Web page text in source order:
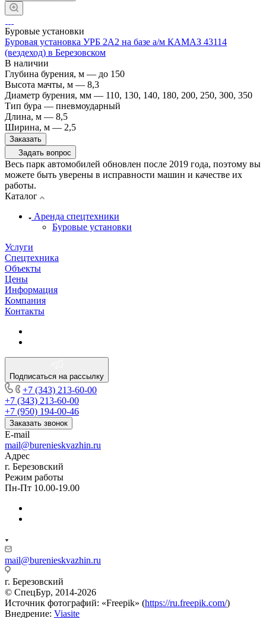
Буровые установки
Буровая установка УРБ 2А2 на базе а/м КАМАЗ 43114
(вездеход) в Березовском
В наличии
Глубина бурения, м — до 150
Высота мачты, м — 8,3
Диаметр бурения, мм — 110, 130, 140, 180, 200, 250, 300, 350
Тип бура — пневмоударный
Длина, м — 8,5
Ширина, м — 2,5
Заказать
Задать вопрос
Весь парк автомобилей обновлен после 2019 года, поэтому вы
можете быть уверены в исправности машин и качестве их
работы.
Каталог
Аренда спецтехники
Буровые установки
Услуги
Спецтехника
Объекты
Цены
Информация
Компания
Контакты
Подписаться на рассылку
+7 (343) 213-60-00
+7 (343) 213-60-00
+7 (950) 194-00-46
Заказать звонок
E-mail
mail@burenieskvazhin.ru
Адрес
г. Березовский
Режим работы
Пн-Пт 10.00-19.00
mail@burenieskvazhin.ru
г. Березовский
© СпецБур, 2014-2026
Источник фотографий: «Freepik» (https://ru.freepik.com/)
Внедрение: Viasite